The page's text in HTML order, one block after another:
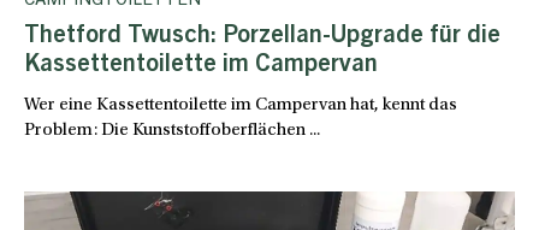
Thetford Twusch: Porzellan-Upgrade für die
Kassettentoilette im Campervan
Wer eine Kassettentoilette im Campervan hat, kennt das
Problem: Die Kunststoffoberflächen ...